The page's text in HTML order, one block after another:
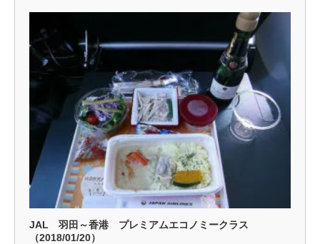
JAL 羽田～香港 プレミアムエコノミークラス
（2018/01/20）